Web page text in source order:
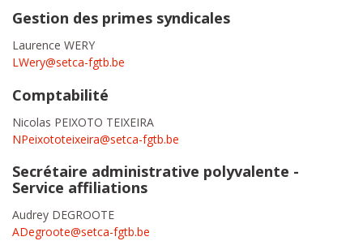
Gestion des primes syndicales
Laurence WERY
LWery@setca-fgtb.be
Comptabilité
Nicolas PEIXOTO TEIXEIRA
NPeixototeixeira@setca-fgtb.be
Secrétaire administrative polyvalente -
Service affiliations
Audrey DEGROOTE
ADegroote@setca-fgtb.be